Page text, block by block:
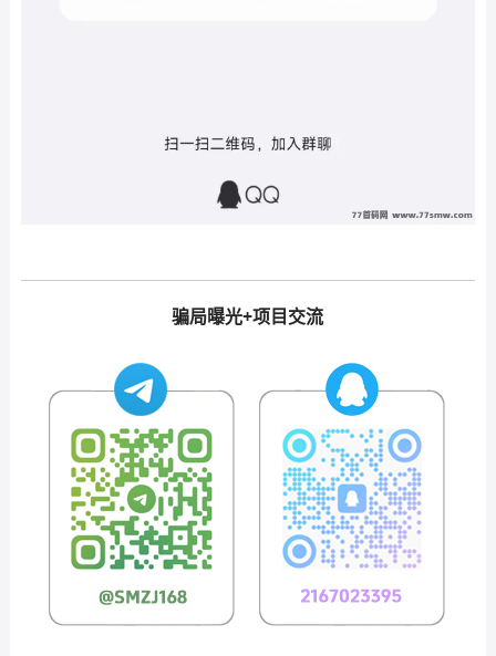
骗局曝光+项目交流